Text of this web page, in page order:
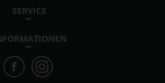
SERVICE